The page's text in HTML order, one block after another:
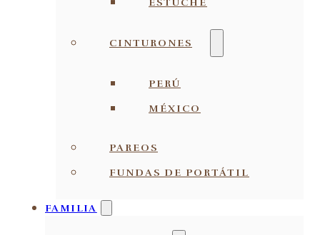
ESTUCHE
CINTURONES
PERÚ
MÉXICO
PAREOS
FUNDAS DE PORTÁTIL
FAMILIA